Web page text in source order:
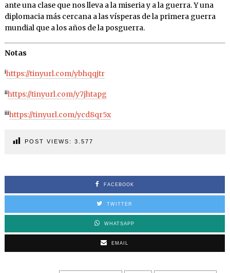
ante una clase que nos lleva a la miseria y a la guerra. Y una
diplomacia más cercana a las vísperas de la primera guerra
mundial que a los años de la posguerra.
Notas
ihttps://tinyurl.com/ybhqqjtr
iihttps://tinyurl.com/y7jhtapg
iiihttps://tinyurl.com/ycd8qr5x
POST VIEWS: 3.577
FACEBOOK
TWITTER
WHATSAPP
EMAIL